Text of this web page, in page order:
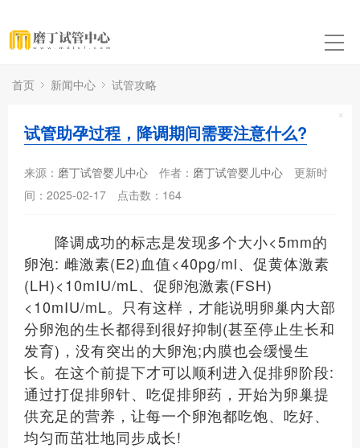
首页 新闻中心 试管攻略
试管助孕过程，降调期间需要注意什么?
来源： 磨丁试管婴儿中心 作者： 磨丁试管婴儿中心
更新时
间：2025-02-17
点击数： 164
降调成功的标志是发现多个大小<5mm的
卵泡: 雌激素(E2)血值<40pg/ml、促黄体激素
(LH)<10mIU/mL、促卵泡激素(FSH)
<10mIU/mL。只有这样，才能说明卵巢内大部
分卵泡的生长都得到很好抑制(甚至停止生长和
发育)，没有突出的大卵泡;内膜也会缓慢生
长。在这个前提下才可以顺利进入促排卵阶段:
通过打促排卵针、吃促排卵药，开始为卵巢提
供充足的营养，让每一个卵泡都吃饱、吃好、
均匀而茁壮地同步成长!
×